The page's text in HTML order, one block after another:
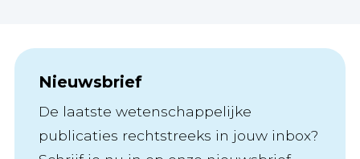
Nieuwsbrief
De laatste wetenschappelijke
publicaties rechtstreeks in jouw inbox?